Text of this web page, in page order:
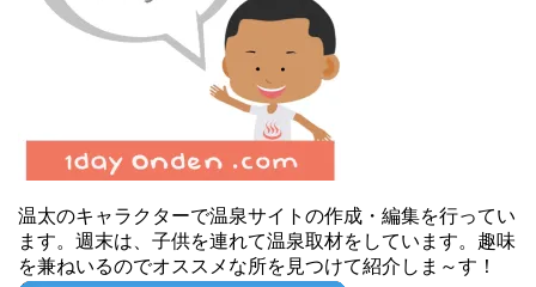
温太のキャラクターで温泉サイトの作成・編集を行ってい
ます。週末は、子供を連れて温泉取材をしています。趣味
を兼ねいるのでオススメな所を見つけて紹介しま～す！